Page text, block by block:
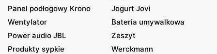
Panel podłogowy Krono
Jogurt Jovi
Wentylator
Bateria umywalkowa
Power audio JBL
Zeszyt
Produkty sypkie
Werckmann